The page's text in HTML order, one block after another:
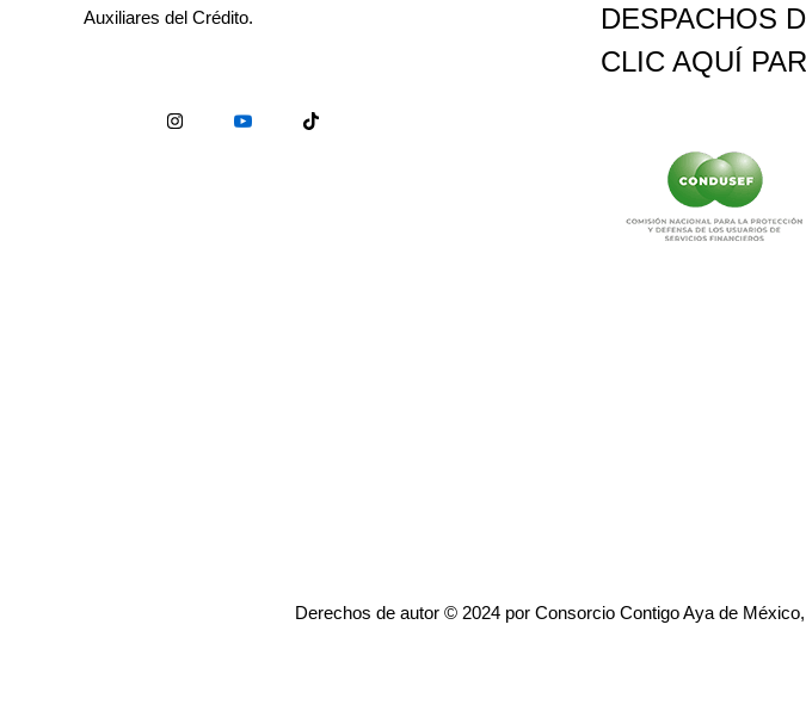
Auxiliares del Crédito.
DESPACHOS
CLIC AQUÍ
Derechos de autor © 2024 por Consorcio Contigo Aya de